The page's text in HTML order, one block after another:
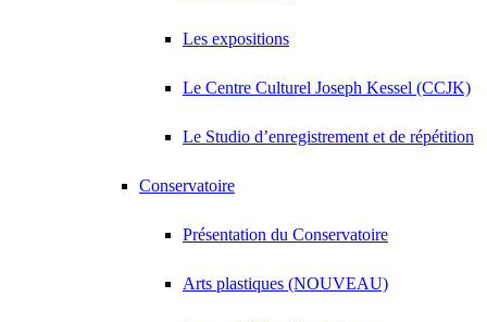
Les expositions
Le Centre Culturel Joseph Kessel (CCJK)
Le Studio d’enregistrement et de répétition
Conservatoire
Présentation du Conservatoire
Arts plastiques (NOUVEAU)